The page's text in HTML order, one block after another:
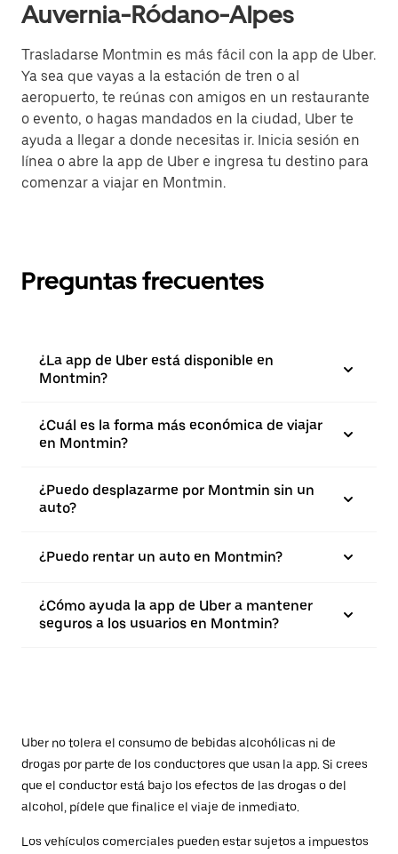
Auvernia-Ródano-Alpes
Trasladarse Montmin es más fácil con la app de Uber.
Ya sea que vayas a la estación de tren o al
aeropuerto, te reúnas con amigos en un restaurante
o evento, o hagas mandados en la ciudad, Uber te
ayuda a llegar a donde necesitas ir. Inicia sesión en
línea o abre la app de Uber e ingresa tu destino para
comenzar a viajar en Montmin.
Preguntas frecuentes
¿La app de Uber está disponible en
Montmin?
¿Cuál es la forma más económica de viajar
en Montmin?
¿Puedo desplazarme por Montmin sin un
auto?
¿Puedo rentar un auto en Montmin?
¿Cómo ayuda la app de Uber a mantener
seguros a los usuarios en Montmin?
Uber no tolera el consumo de bebidas alcohólicas ni de
drogas por parte de los conductores que usan la app. Si crees
que el conductor está bajo los efectos de las drogas o del
alcohol, pídele que finalice el viaje de inmediato.
Los vehículos comerciales pueden estar sujetos a impuestos